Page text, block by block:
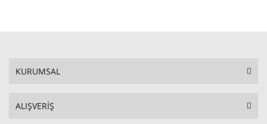
KURUMSAL
ALIŞVERİŞ